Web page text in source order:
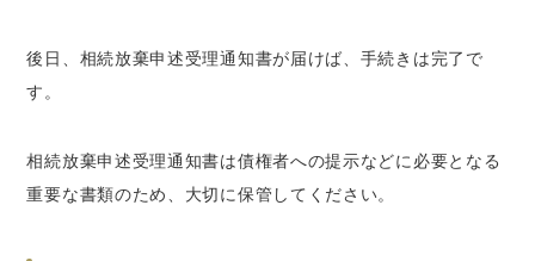
後日、相続放棄申述受理通知書が届けば、手続きは完了で
す。
相続放棄申述受理通知書は債権者への提示などに必要となる
重要な書類のため、大切に保管してください。